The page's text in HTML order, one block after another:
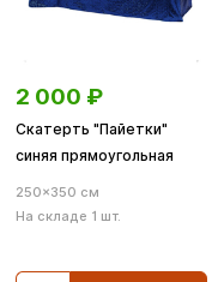
2 000 ₽
Скатерть "Пайетки"
синяя прямоугольная
250×350 см
На складе 1 шт.